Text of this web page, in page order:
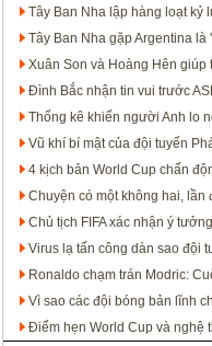
Tây Ban Nha lập hàng loạt kỷ
Tây Ban Nha gặp Argentina là
Xuân Son và Hoàng Hên giúp
Đình Bắc nhận tin vui trước
Thống kê khiến người Anh lo
Vũ khí bí mật của đội tuyển
4 kịch bản World Cup chấn
Chuyện có một không hai, lần
Chủ tịch FIFA xác nhận ý
Virus lạ tấn công dàn sao đội
Ronaldo chạm trán Modric:
Vì sao các đội bóng bản lĩnh
Điểm hẹn World Cup và nghệ